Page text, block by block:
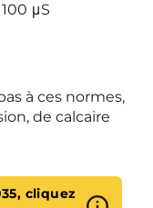
100 μS
à ces normes,
de calcaire
cliquez